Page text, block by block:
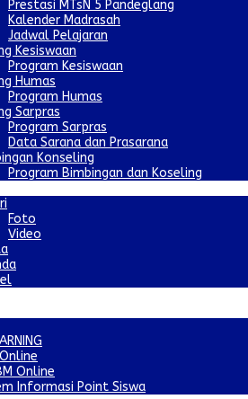
Prestasi MTsN 5 Pandeglang
Kalender Madrasah
Jadwal Pelajaran
Kesiswaan
Program Kesiswaan
Humas
Program Humas
Sarpras
Program Sarpras
Data Sarana dan Prasarana
Konseling
Program Bimbingan dan Koseling
Foto
Video
Online
Informasi Point Siswa